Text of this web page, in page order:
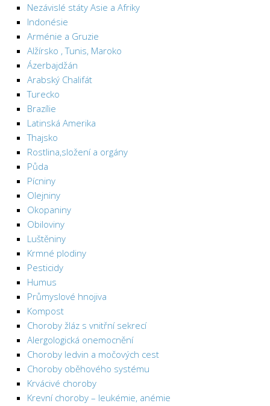
Nezávislé státy Asie a Afriky
Indonésie
Arménie a Gruzie
Alžírsko , Tunis, Maroko
Ázerbajdžán
Arabský Chalifát
Turecko
Brazílie
Latinská Amerika
Thajsko
Rostlina,složení a orgány
Půda
Pícniny
Olejniny
Okopaniny
Obiloviny
Luštěniny
Krmné plodiny
Pesticidy
Humus
Průmyslové hnojiva
Kompost
Choroby žláz s vnitřní sekrecí
Alergologická onemocnění
Choroby ledvin a močových cest
Choroby oběhového systému
Krvácivé choroby
Krevní choroby – leukémie, anémie